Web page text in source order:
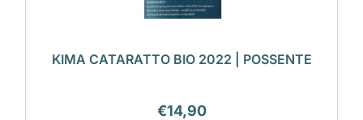
KIMA CATARATTO BIO 2022 | POSSENTE
€14,90